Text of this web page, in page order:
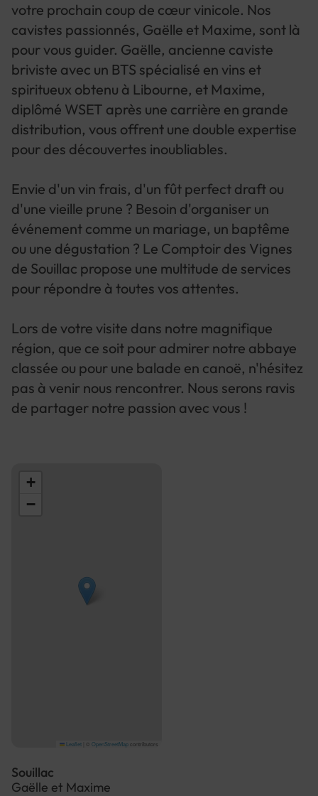
votre prochain coup de cœur vinicole. Nos
cavistes passionnés, Gaëlle et Maxime, sont là
pour vous guider. Gaëlle, ancienne caviste
briviste avec un BTS spécialisé en vins et
spiritueux obtenu à Libourne, et Maxime,
diplômé WSET après une carrière en grande
distribution, vous offrent une double expertise
pour des découvertes inoubliables.
Envie d'un vin frais, d'un fût perfect draft ou
d'une vieille prune ? Besoin d'organiser un
événement comme un mariage, un baptême
ou une dégustation ? Le Comptoir des Vignes
de Souillac propose une multitude de services
pour répondre à toutes vos attentes.
Lors de votre visite dans notre magnifique
région, que ce soit pour admirer notre abbaye
classée ou pour une balade en canoë, n'hésitez
pas à venir nous rencontrer. Nous serons ravis
de partager notre passion avec vous !
+
−
Leaflet ©OpenStreetMapcontributors
Souillac
Gaëlle et Maxime